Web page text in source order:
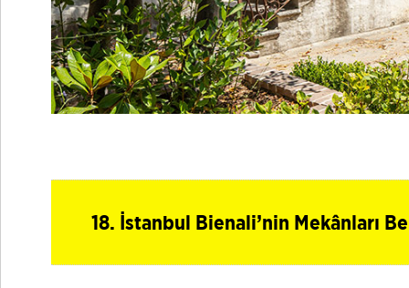
18. İstanbul Bienali’nin Mekânları